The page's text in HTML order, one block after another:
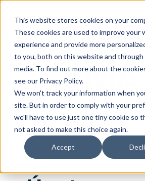
This website stores cookies on your
These cookies are used to improve your
experience and provide more
to you, both on this website and
media. To find out more about the
see our Privacy Policy.
We won't track your information when
site. But in order to comply with your
we'll have to use just one tiny cookie so
not asked to make this choice again.
Accept